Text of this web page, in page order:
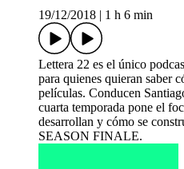
19/12/2018
1 h 6 min
Lettera 22 es el único
para quienes quieran saber
películas. Conducen
cuarta temporada pone el
desarrollan y cómo se
SEASON FINALE.